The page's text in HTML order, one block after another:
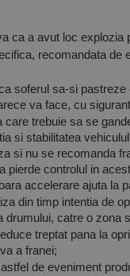
ca a avut loc explozia
recomandata de
soferul sa-si
va face, cu
care trebuie sa se
si stabilitatea
si nu se recomanda
pierde controlul in
accelerare ajuta la
din timp intentia de
drumului, catre o zona
treptat pana la
a franei;
de eveniment